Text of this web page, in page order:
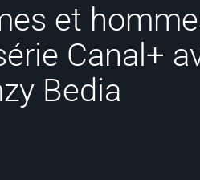
et
Canal+
Bedia